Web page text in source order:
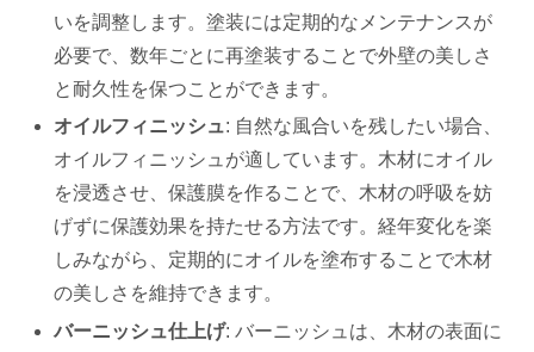
いを調整します。塗装には定期的なメンテナンスが
必要で、数年ごとに再塗装することで外壁の美しさ
と耐久性を保つことができます。
オイルフィニッシュ: 自然な風合いを残したい場合、
オイルフィニッシュが適しています。木材にオイル
を浸透させ、保護膜を作ることで、木材の呼吸を妨
げずに保護効果を持たせる方法です。経年変化を楽
しみながら、定期的にオイルを塗布することで木材
の美しさを維持できます。
バーニッシュ仕上げ: バーニッシュは、木材の表面に